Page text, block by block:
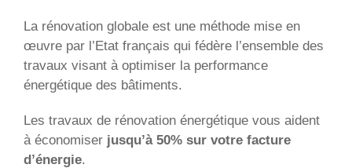
La rénovation globale est une méthode mise en
œuvre par l’Etat français qui fédère l’ensemble des
travaux visant à optimiser la performance
énergétique des bâtiments.
Les travaux de rénovation énergétique vous aident
à économiser jusqu’à 50% sur votre facture
d’énergie.